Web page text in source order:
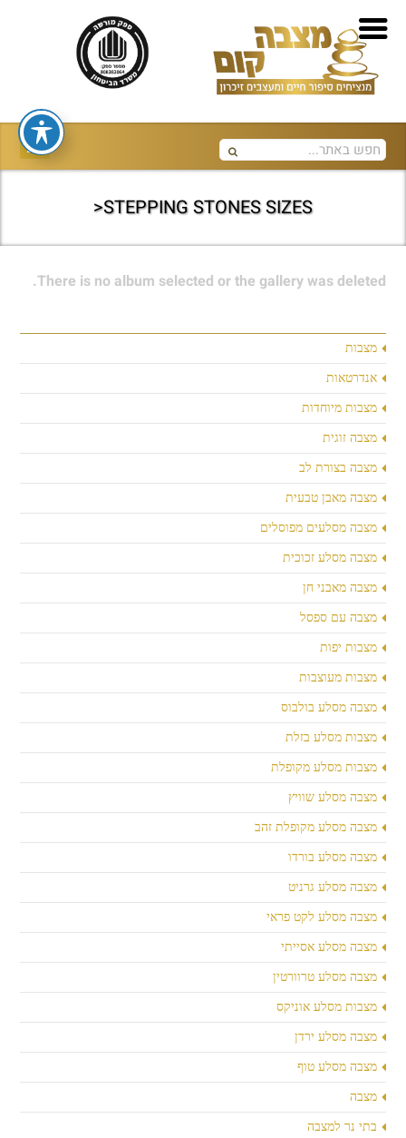
STEPPING STONES SIZES<
מצבות
אנדרטאות
מצבות מיוחדות
מצבה זוגית
מצבה בצורת לב
מצבה מאבן טבעית
מצבה מסלעים מפוסלים
מצבה מסלע זכוכית
מצבה מאבני חן
מצבה עם ספסל
מצבות יפות
מצבות מעוצבות
מצבה מסלע בולבוס
מצבות מסלע בזלת
מצבות מסלע מקופלת
מצבה מסלע שוויץ
מצבה מסלע מקופלת זהב
מצבה מסלע בורדו
מצבה מסלע גרניט
מצבה מסלע לקט פראי
מצבה מסלע אסייתי
מצבה מסלע טרוורטין
מצבות מסלע אוניקס
מצבה מסלע ירדן
מצבה מסלע טוף
מצבה
בתי נר למצבה
There is no album selected or the gallery was deleted.